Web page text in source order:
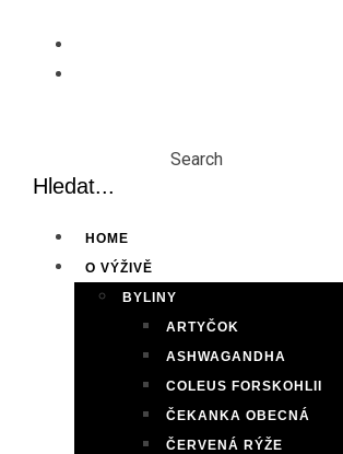
content
Search
HOME
O VÝŽIVĚ
BYLINY
ARTYČOK
ASHWAGANDHA
COLEUS FORSKOHLII
ČEKANKA OBECNÁ
ČERVENÁ RÝŽE